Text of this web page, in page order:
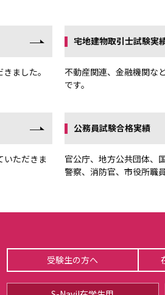
ました。
宅地建物取引士試験実
不動産関連、金融機関な
です。
いただきま
公務員試験合格実績
官公庁、地方公共団体、
警察、消防官、市役所職
受験生の方へ